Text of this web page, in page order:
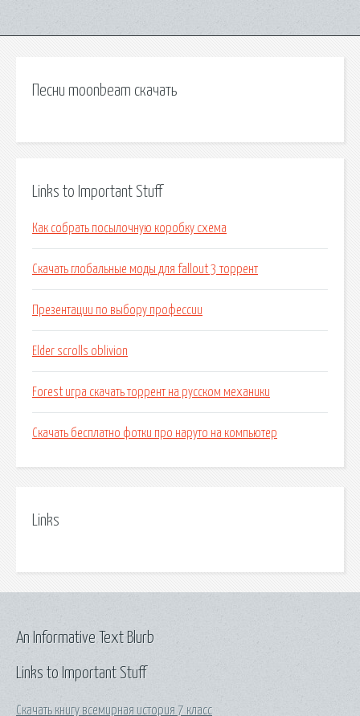
Песни moonbeam скачать
Links to Important Stuff
Как собрать посылочную коробку схема
Скачать глобальные моды для fallout 3 торрент
Презентации по выбору профессии
Elder scrolls oblivion
Forest игра скачать торрент на русском механики
Скачать бесплатно фотки про наруто на компьютер
Links
Links to Important Stuff
Скачать книгу всемирная история 7 класс
An Informative Text Blurb